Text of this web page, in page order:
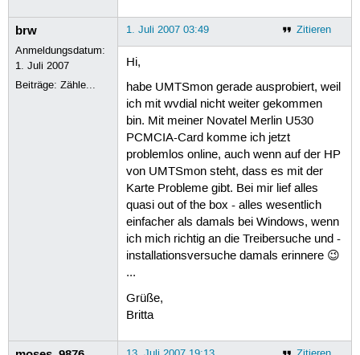
brw
Anmeldungsdatum:
1. Juli 2007
Beiträge:Zähle...
Zitieren
1. Juli 2007 03:49
Hi,
habe UMTSmon gerade ausprobiert, weil
ich mit wvdial nicht weiter gekommen
bin. Mit meiner Novatel Merlin U530
PCMCIA-Card komme ich jetzt
problemlos online, auch wenn auf der HP
von UMTSmon steht, dass es mit der
Karte Probleme gibt. Bei mir lief alles
quasi out of the box - alles wesentlich
einfacher als damals bei Windows, wenn
ich mich richtig an die Treibersuche und -
installationsversuche damals erinnere 😉
...
Grüße,
Britta